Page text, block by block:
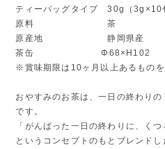
ティーバッグタイプ 30g（3g×10
原料 茶
原産地 静岡県産
茶缶 Φ68×H102
※賞味期限は10ヶ月以上あるもの
おやすみのお茶は、一日の終わり
です。
「がんばった一日の終わりに、く
というコンセプトのもとブレンド